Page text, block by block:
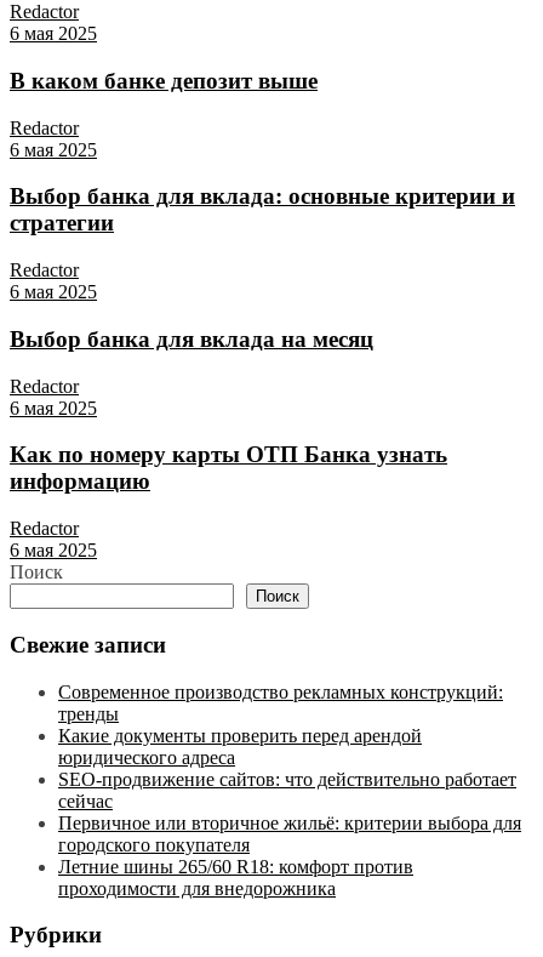
Redactor
6 мая 2025
В каком банке депозит выше
Redactor
6 мая 2025
Выбор банка для вклада: основные критерии и
стратегии
Redactor
6 мая 2025
Выбор банка для вклада на месяц
Redactor
6 мая 2025
Как по номеру карты ОТП Банка узнать
информацию
Redactor
6 мая 2025
Поиск
Поиск
Свежие записи
Современное производство рекламных конструкций:
тренды
Какие документы проверить перед арендой
юридического адреса
SEO-продвижение сайтов: что действительно работает
сейчас
Первичное или вторичное жильё: критерии выбора для
городского покупателя
Летние шины 265/60 R18: комфорт против
проходимости для внедорожника
Рубрики